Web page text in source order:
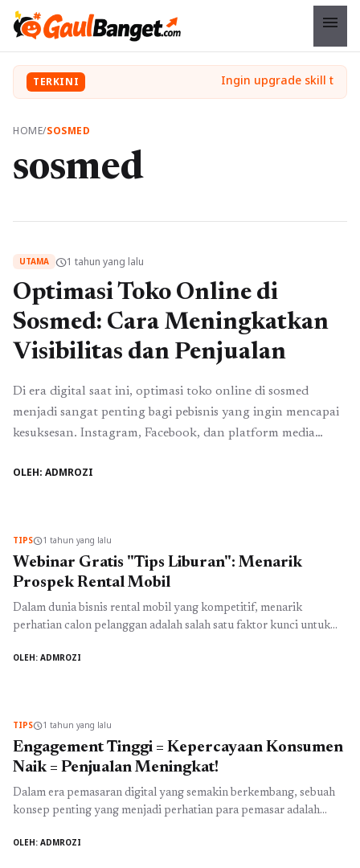
menu
TERKINI
HOME/SOSMED
sosmed
UTAMA schedule1 tahun yang lalu
Optimasi Toko Online di
Sosmed: Cara Meningkatkan
Visibilitas dan Penjualan
Di era digital saat ini, optimasi toko online di sosmed
menjadi sangat penting bagi pebisnis yang ingin mencapai
kesuksesan. Instagram, Facebook, dan platform media
bersosialisasi, tetapi juga sebagai pasar yang menjanjikan.
dan akhirnya ...Baca Selengkapnya
OLEH: ADMROZI
TIPSschedule1 tahun yang lalu
Webinar Gratis "Tips Liburan": Menarik
Prospek Rental Mobil
Dalam dunia bisnis rental mobil yang kompetitif, menarik
perhatian calon pelanggan adalah salah satu faktor kunci untuk
(sosmed) sebagai alat pemasaran menjadi sangat penting. Untuk
OLEH: ADMROZI
TIPSschedule1 tahun yang lalu
Engagement Tinggi = Kepercayaan Konsumen
Naik = Penjualan Meningkat!
Dalam era pemasaran digital yang semakin berkembang, sebuah
konsep penting yang menjadi perhatian para pemasar adalah
Husband engagement yang kuat berdampak langsung pada
OLEH: ADMROZI